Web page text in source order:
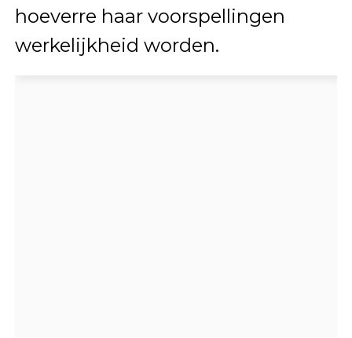
hoeverre haar voorspellingen
werkelijkheid worden.